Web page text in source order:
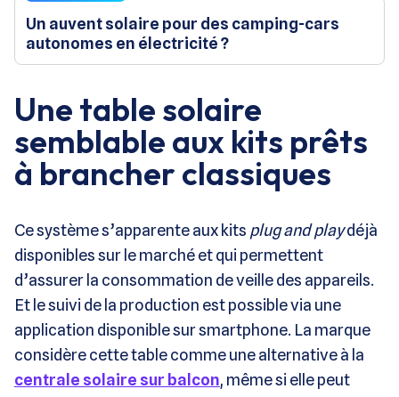
Un auvent solaire pour des camping-cars
autonomes en électricité ?
Une table solaire
semblable aux kits prêts
à brancher classiques
Ce système s’apparente aux kits plug and playdéjà
disponibles sur le marché et qui permettent
d’assurer la consommation de veille des appareils.
Et le suivi de la production est possible via une
application disponible sur smartphone. La marque
considère cette table comme une alternative à la
centrale solaire sur balcon, même si elle peut